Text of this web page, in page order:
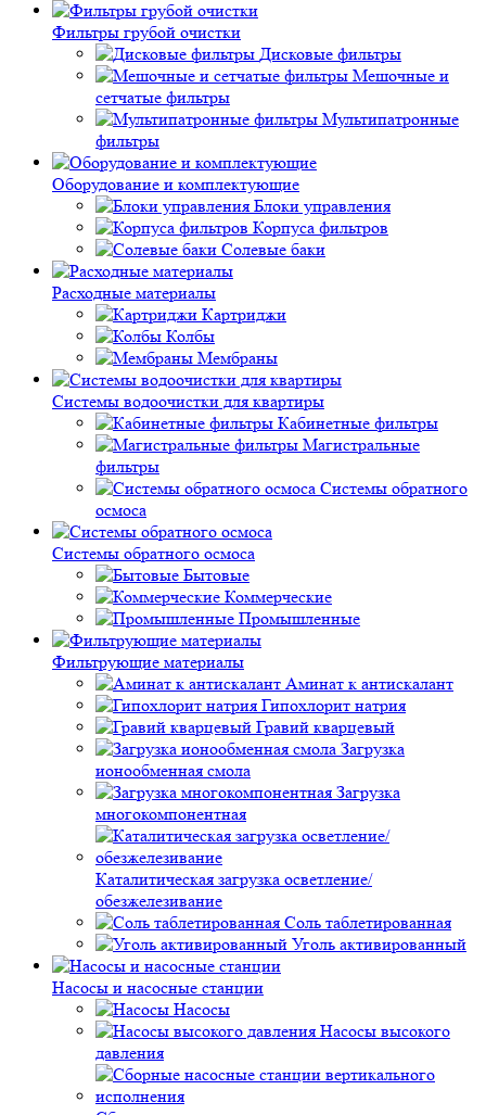
Фильтры грубой очистки
Дисковые фильтры
Мешочные и
сетчатые фильтры
Мультипатронные
фильтры
Оборудование и комплектующие
Блоки управления
Корпуса фильтров
Солевые баки
Расходные материалы
Картриджи
Колбы
Мембраны
Системы водоочистки для квартиры
Кабинетные фильтры
Магистральные
фильтры
Системы обратного
осмоса
Системы обратного осмоса
Бытовые
Коммерческие
Промышленные
Фильтрующие материалы
Аминат к антискалант
Гипохлорит натрия
Гравий кварцевый
Загрузка
ионообменная смола
Загрузка
многокомпонентная
Каталитическая загрузка осветление/
обезжелезивание
Соль таблетированная
Уголь активированный
Насосы и насосные станции
Насосы
Насосы высокого
давления